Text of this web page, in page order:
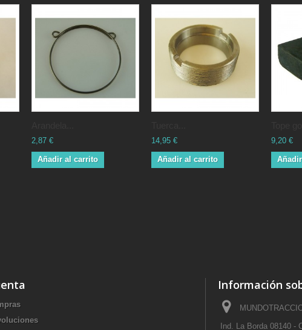
2,87 €
Añadir al carrito
14,95 €
Añadir al carrito
9,20 €
Información
Ind. La Borda 08140 -